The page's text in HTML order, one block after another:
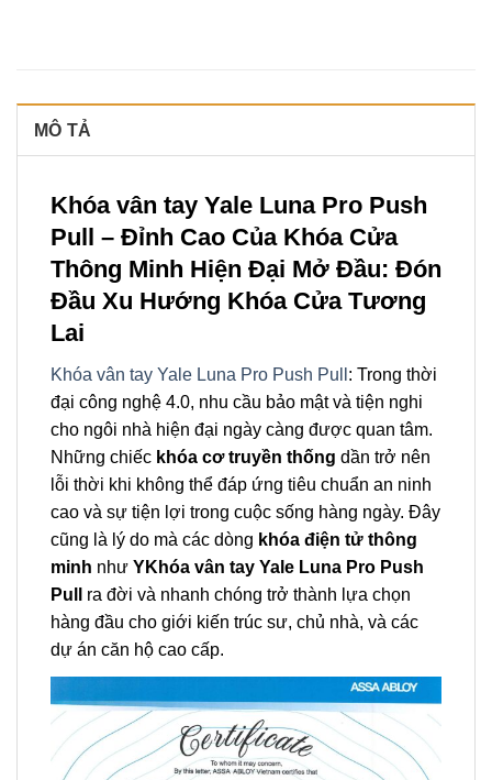
MÔ TẢ
Khóa vân tay Yale Luna Pro Push
Pull – Đỉnh Cao Của Khóa Cửa
Thông Minh Hiện Đại Mở Đầu: Đón
Đầu Xu Hướng Khóa Cửa Tương
Lai
Khóa vân tay Yale Luna Pro Push Pull : Trong thời
đại công nghệ 4.0, nhu cầu bảo mật và tiện nghi
cho ngôi nhà hiện đại ngày càng được quan tâm.
Những chiếc khóa cơ truyền thống dần trở nên
lỗi thời khi không thể đáp ứng tiêu chuẩn an ninh
cao và sự tiện lợi trong cuộc sống hàng ngày. Đây
cũng là lý do mà các dòng khóa điện tử thông
minh như YKhóa vân tay Yale Luna Pro Push
Pull
ra đời và nhanh chóng trở thành lựa chọn
hàng đầu cho giới kiến trúc sư, chủ nhà, và các
dự án căn hộ cao cấp.